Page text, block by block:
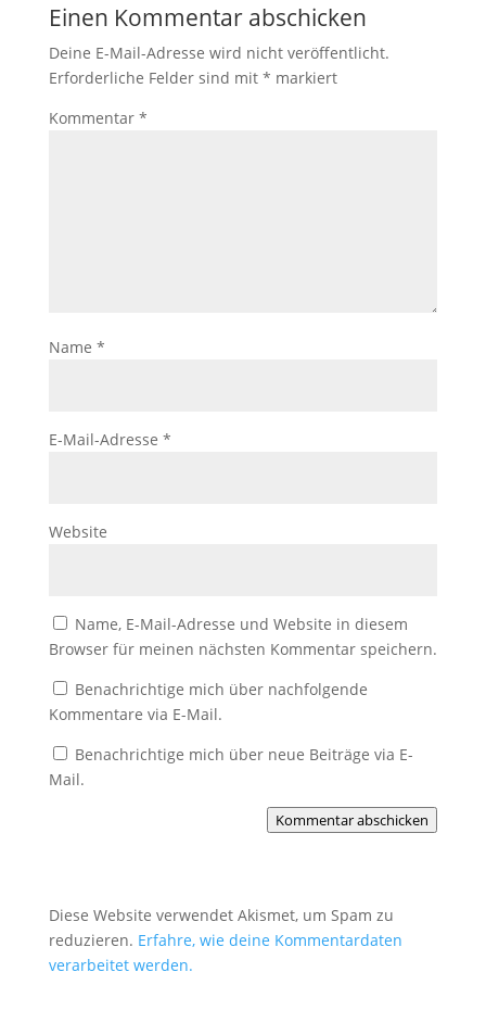
Einen Kommentar abschicken
Deine E-Mail-Adresse wird nicht veröffentlicht.
Erforderliche Felder sind mit * markiert
Kommentar *
Name *
E-Mail-Adresse *
Website
Name, E-Mail-Adresse und Website in diesem
Browser für meinen nächsten Kommentar speichern.
Benachrichtige mich über nachfolgende
Kommentare via E-Mail.
Benachrichtige mich über neue Beiträge via E-
Mail.
Kommentar abschicken
Diese Website verwendet Akismet, um Spam zu
reduzieren. Erfahre, wie deine Kommentardaten
verarbeitet werden.